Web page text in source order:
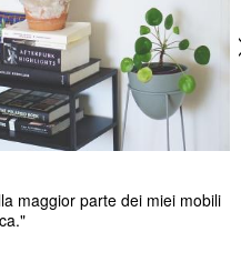
maggior parte dei miei mobili